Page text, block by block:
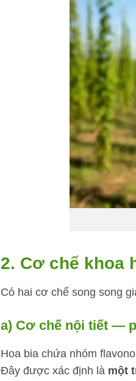
2. Cơ chế khoa
Có hai cơ chế song song
a) Cơ chế nội tiết —
Hoa bia chứa nhóm
Đây được xác định là một